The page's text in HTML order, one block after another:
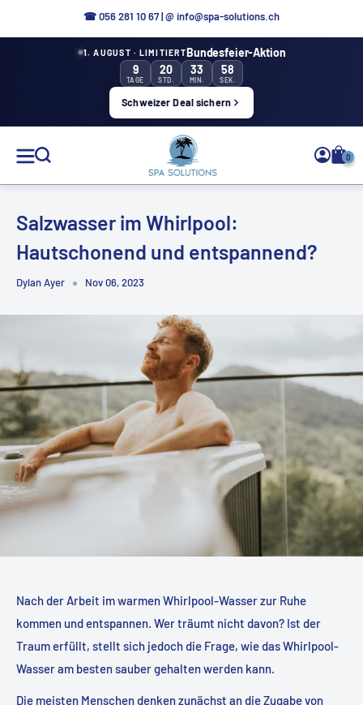
☎ 056 281 10 67|@ info@spa-solutions.ch
1. AUGUST · LIMITIERTBundesfeier-Aktion
9
TAGE
20
STD.
33
MIN.
57
SEK.
Schweizer Deal sichern
Solutions
0
Salzwasser im Whirlpool:
Hautschonend und entspannend?
Dylan Ayer Nov 06, 2023
Nach der Arbeit im warmen Whirlpool-Wasser zur Ruhe
kommen und entspannen. Wer träumt nicht davon? Ist der
Traum erfüllt, stellt sich jedoch die Frage, wie das Whirlpool-
Wasser am besten sauber gehalten werden kann.
Die meisten Menschen denken zunächst an die Zugabe von